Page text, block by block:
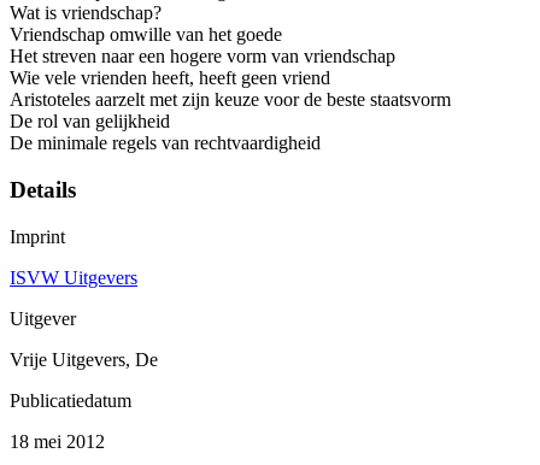
Wat is vriendschap?
Vriendschap omwille van het goede
Het streven naar een hogere vorm van vriendschap
Wie vele vrienden heeft, heeft geen vriend
Aristoteles aarzelt met zijn keuze voor de beste staatsvorm
De rol van gelijkheid
De minimale regels van rechtvaardigheid
Details
Imprint
ISVW Uitgevers
Uitgever
Vrije Uitgevers, De
Publicatiedatum
18 mei 2012